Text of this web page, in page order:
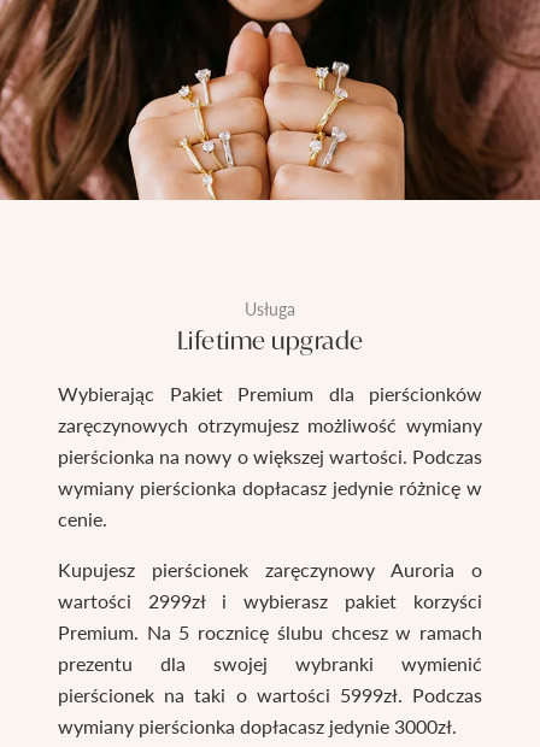
Usługa
Lifetime upgrade
Wybierając Pakiet Premium dla pierścionków
zaręczynowych otrzymujesz możliwość wymiany
pierścionka na nowy o większej wartości. Podczas
wymiany pierścionka dopłacasz jedynie różnicę w
cenie.
Kupujesz pierścionek zaręczynowy Auroria o
wartości 2999zł i wybierasz pakiet korzyści
Premium. Na 5 rocznicę ślubu chcesz w ramach
prezentu dla swojej wybranki wymienić
pierścionek na taki o wartości 5999zł. Podczas
wymiany pierścionka dopłacasz jedynie 3000zł.